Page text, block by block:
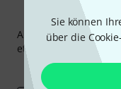
Sie können
über die
Abonniere den
etwas Glück einen von
Inspirierende